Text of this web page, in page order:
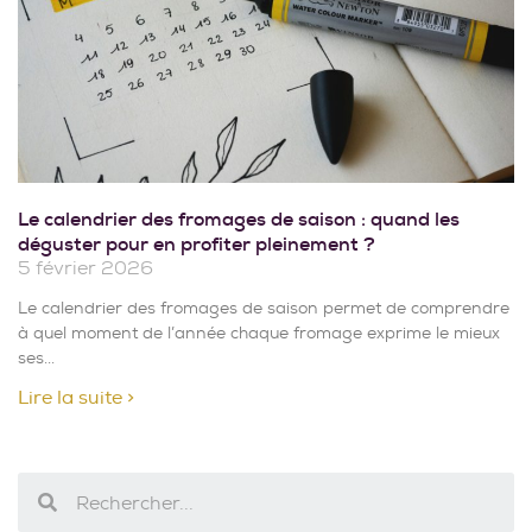
Le calendrier des fromages de saison : quand les
déguster pour en profiter pleinement ?
5 février 2026
Le calendrier des fromages de saison permet de comprendre
à quel moment de l’année chaque fromage exprime le mieux
ses
Lire la suite >